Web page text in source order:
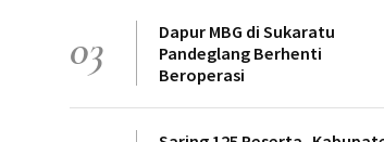
03
Dapur MBG di Sukaratu
Pandeglang Berhenti
Beroperasi